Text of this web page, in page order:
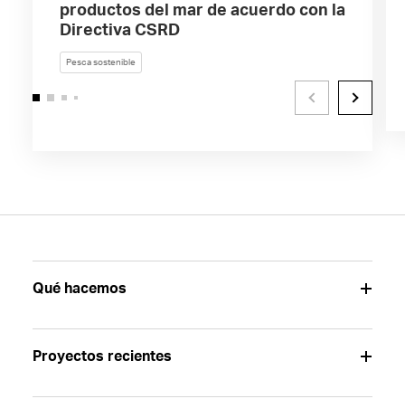
productos del mar de acuerdo con la
Directiva CSRD
Pesca sostenible
Qué hacemos
Proyectos recientes